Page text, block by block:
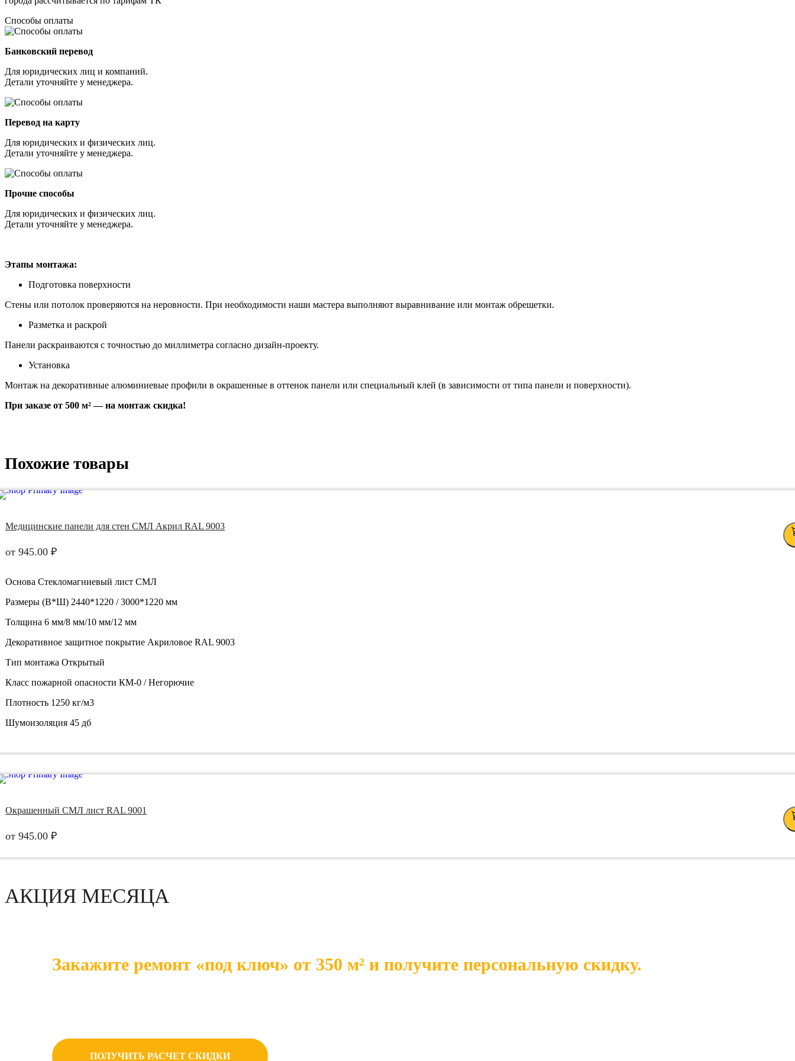
Способы оплаты
Банковский перевод
Для юридических лиц и компаний.
Детали уточняйте у менеджера.
Перевод на карту
Для юридических и физических лиц.
Детали уточняйте у менеджера.
Прочие способы
Для юридических и физических лиц.
Детали уточняйте у менеджера.
Этапы монтажа:
Подготовка поверхности
Стены или потолок проверяются на неровности. При необходимости наши мастера выполняют выравнивание или монтаж обрешетки.
Разметка и раскрой
Панели раскраиваются с точностью до миллиметра согласно дизайн-проекту.
Установка
Монтаж на декоративные алюминиевые профили в окрашенные в оттенок панели или специальный клей (в зависимости от типа панели и поверхности).
При заказе от 500 м² — на монтаж скидка!
Похожие товары
Медицинские панели для стен СМЛ Акрил RAL 9003
от 945.00 ₽
Основа Стекломагниевый лист СМЛ
Размеры (В*Ш) 2440*1220 / 3000*1220 мм
Толщина 6 мм/8 мм/10 мм/12 мм
Декоративное защитное покрытие Акриловое RAL 9003
Тип монтажа Открытый
Класс пожарной опасности КМ-0 / Негорючие
Плотность 1250 кг/м3
Шумоизоляция 45 дб
Окрашенный СМЛ лист RAL 9001
от 945.00 ₽
АКЦИЯ МЕСЯЦА
Закажите ремонт «под ключ» от 350 м² и получите персональную скидку.
ПОЛУЧИТЬ РАСЧЕТ СКИДКИ